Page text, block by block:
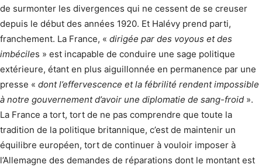
de surmonter les divergences qui ne cessent de se creuser
depuis le début des années 1920. Et Halévy prend parti,
franchement. La France, « dirigée par des voyous et des
imbéciles » est incapable de conduire une sage politique
extérieure, étant en plus aiguillonnée en permanence par une
presse « dont l’effervescence et la fébrilité rendent impossible
à notre gouvernement d’avoir une diplomatie de sang-froid ».
La France a tort, tort de ne pas comprendre que toute la
tradition de la politique britannique, c’est de maintenir un
équilibre européen, tort de continuer à vouloir imposer à
l’Allemagne des demandes de réparations dont le montant est